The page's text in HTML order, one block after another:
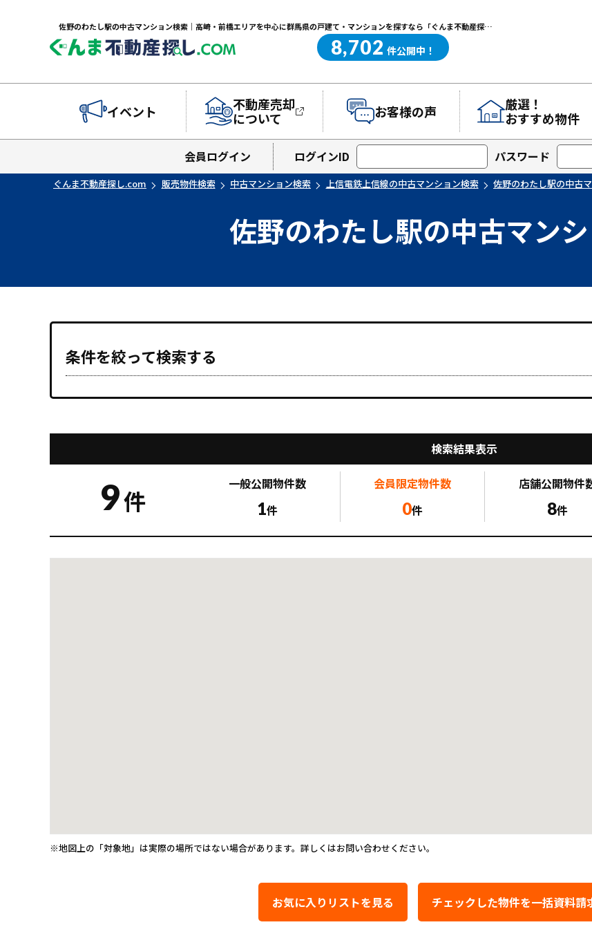
佐野のわたし駅の中古マンション検索｜高崎・前橋エリアを中心に群馬県の戸建て・マンションを探すなら「ぐんま不動産探し.com」
ぐんま不動産探し.com
8,702 件公開中！
イベント
不動産売却
について
お客様の声
厳選！
おすすめ物件
会員ログイン ログインID パスワード
ぐんま不動産探し.com 販売物件検索 中古マンション検索 上信電鉄上信線の中古マンション検索 佐野のわたし駅の中古
佐野のわたし駅の中古マン
条件を絞って検索する
検索結果表示
9件
一般公開物件数
1件
会員限定物件数
0件
店舗公開物件
8件
※地図上の「対象地」は実際の場所ではない場合があります。詳しくはお問い合わせください。
お気に入りリストを見る